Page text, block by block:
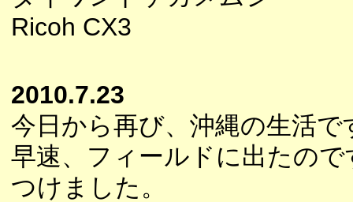
Ricoh CX3
2010.7.23
今日から再び、沖縄の生活で
早速、フィールドに出たの
つけました。